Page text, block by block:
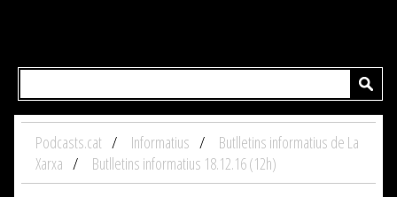
Podcasts.cat Informatius
Butlletins informatius de La
Xarxa
Butlletins informatius 18.12.16 (12h)